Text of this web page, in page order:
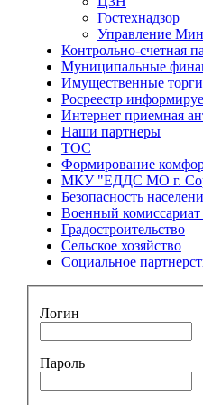
Гостехнадзор
Управление
Контрольно-счетная
Муниципальные
Имущественные торги
Росреестр
Интернет приемная
Наши партнеры
ТОС
Формирование
МКУ "ЕДДС МО г.
Безопасность
Военный комиссариат
Градостроительство
Сельское хозяйство
Социальное
Логин
Пароль